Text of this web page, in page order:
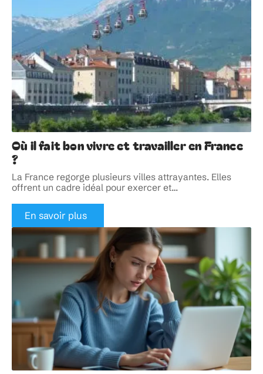
Où il fait bon vivre et travailler en France
?
La France regorge plusieurs villes attrayantes. Elles
offrent un cadre idéal pour exercer et…
En savoir plus